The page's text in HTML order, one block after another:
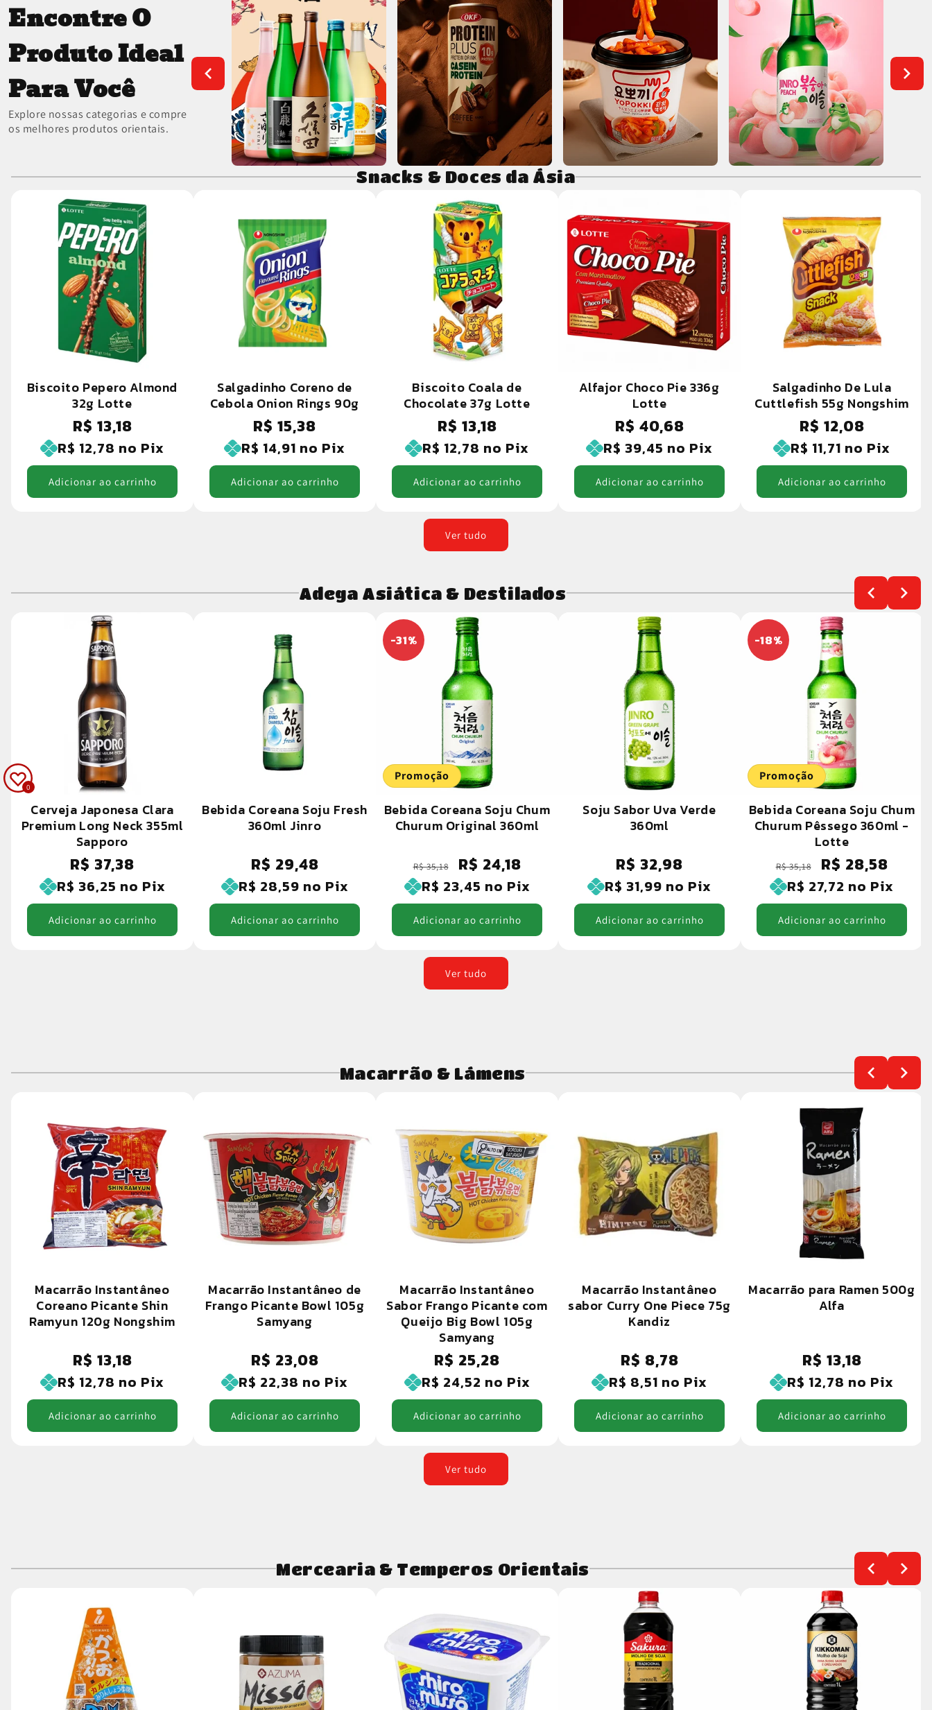
Encontre O
Produto Ideal
Para Você
Explore nossas categorias e compre
os melhores produtos orientais.
Snacks & Doces da Ásia
Biscoito Pepero Almond
32g Lotte
Preço
normal
R$ 13,18
R$ 12,78 no Pix
Adicionar ao carrinho
Salgadinho Coreno de
Cebola Onion Rings 90g
Preço
normal
R$ 15,38
R$ 14,91 no Pix
Adicionar ao carrinho
Biscoito Coala de
Chocolate 37g Lotte
Preço
normal
R$ 13,18
R$ 12,78 no Pix
Adicionar ao carrinho
Alfajor Choco Pie 336g
Lotte
Preço
normal
R$ 40,68
R$ 39,45 no Pix
Adicionar ao carrinho
Salgadinho De Lula
Cuttlefish 55g Nongshim
Preço
normal
R$ 12,08
R$ 11,71 no Pix
Adicionar ao carrinho
Ver tudo
Adega Asiática & Destilados
Cerveja Japonesa Clara
Premium Long Neck 355ml
Sapporo
Preço
normal
R$ 37,38
R$ 36,25 no Pix
Adicionar ao carrinho
Bebida Coreana Soju Fresh
360ml Jinro
Preço
normal
R$ 29,48
R$ 28,59 no Pix
Adicionar ao carrinho
-31%
Promoção
Bebida Coreana Soju Chum
Churum Original 360ml
Preço
normal
R$ 35,18
Preço
promocional
R$ 24,18
R$ 23,45 no Pix
Adicionar ao carrinho
Soju Sabor Uva Verde
360ml
Preço
normal
R$ 32,98
R$ 31,99 no Pix
Adicionar ao carrinho
-18%
Promoção
Bebida Coreana Soju Chum
Churum Pêssego 360ml -
Lotte
Preço
normal
R$ 35,18
Preço
promocional
R$ 28,58
R$ 27,72 no Pix
Adicionar ao carrinho
Ver tudo
Macarrão & Lámens
Macarrão Instantâneo
Coreano Picante Shin
Ramyun 120g Nongshim
Preço
normal
R$ 13,18
R$ 12,78 no Pix
Adicionar ao carrinho
Macarrão Instantâneo de
Frango Picante Bowl 105g
Samyang
Preço
normal
R$ 23,08
R$ 22,38 no Pix
Adicionar ao carrinho
Macarrão Instantâneo
Sabor Frango Picante com
Queijo Big Bowl 105g
Samyang
Preço
normal
R$ 25,28
R$ 24,52 no Pix
Adicionar ao carrinho
Macarrão Instantâneo
sabor Curry One Piece 75g
Kandiz
Preço
normal
R$ 8,78
R$ 8,51 no Pix
Adicionar ao carrinho
Macarrão para Ramen 500g
Alfa
Preço
normal
R$ 13,18
R$ 12,78 no Pix
Adicionar ao carrinho
Ver tudo
Mercearia & Temperos Orientais
0